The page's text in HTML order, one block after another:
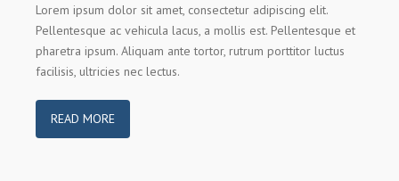
Lorem ipsum dolor sit amet, consectetur adipiscing elit.
Pellentesque ac vehicula lacus, a mollis est. Pellentesque et
pharetra ipsum. Aliquam ante tortor, rutrum porttitor luctus
facilisis, ultricies nec lectus.
READ MORE